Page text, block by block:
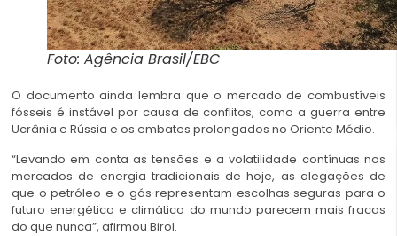
Foto: Agência Brasil/EBC
O documento ainda lembra que o mercado de combustíveis
fósseis é instável por causa de conflitos, como a guerra entre
Ucrânia e Rússia e os embates prolongados no Oriente Médio.
“Levando em conta as tensões e a volatilidade contínuas nos
mercados de energia tradicionais de hoje, as alegações de
que o petróleo e o gás representam escolhas seguras para o
futuro energético e climático do mundo parecem mais fracas
do que nunca”, afirmou Birol.